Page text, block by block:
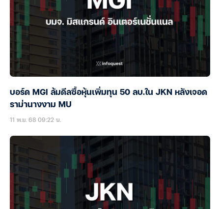
บอร์ด MGI ล้มดีลซื้อหุ้นเพิ่มทุน 50 ลบ.ใน JKN หลังเจอด
ราม่านางงาม MU
11 พ.ย. 68 09:22 น.